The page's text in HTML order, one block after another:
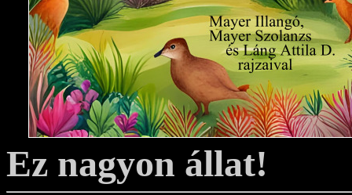
Ez nagyon állat!